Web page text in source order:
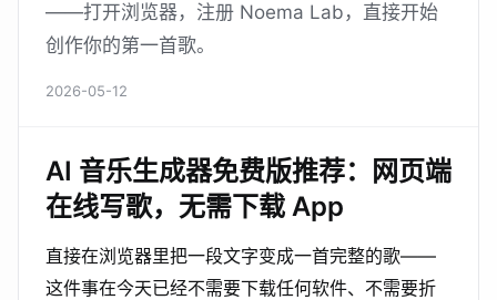
——打开浏览器，注册 Noema Lab，直接开始
创作你的第一首歌。
2026-05-12
AI 音乐生成器免费版推荐：网页端
在线写歌，无需下载 App
直接在浏览器里把一段文字变成一首完整的歌——
这件事在今天已经不需要下载任何软件、不需要折